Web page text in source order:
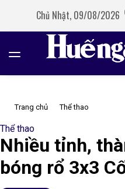
Chủ Nhật, 09/08/2026
Trang chủ Thể thao
Thể thao
Nhiều tỉnh,
bóng rổ 3x3